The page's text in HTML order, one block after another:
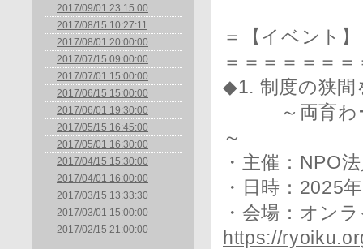
2017/09/01 23:15:00
2017/08/15 10:27:11
2017/08/01 20:00:00
2017/07/15 09:00:00
2017/07/01 15:00:00
2017/06/15 15:00:00
2017/06/01 19:30:00
2017/05/15 16:45:00
2017/05/01 16:30:00
2017/04/15 15:30:00
2017/04/01 16:00:00
2017/03/15 13:33:30
2017/03/01 15:00:00
2017/02/15 21:00:00
＝【イベント
＝＝＝＝＝＝＝
◆1. 制度の狭間
～両育わー
～
・主催：NPO
・日時：2025
・会場：オン
https://